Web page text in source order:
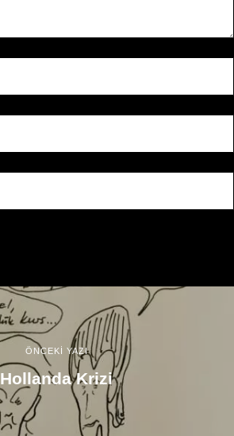
ÖNCEKİ YAZI
Hollanda Krizi